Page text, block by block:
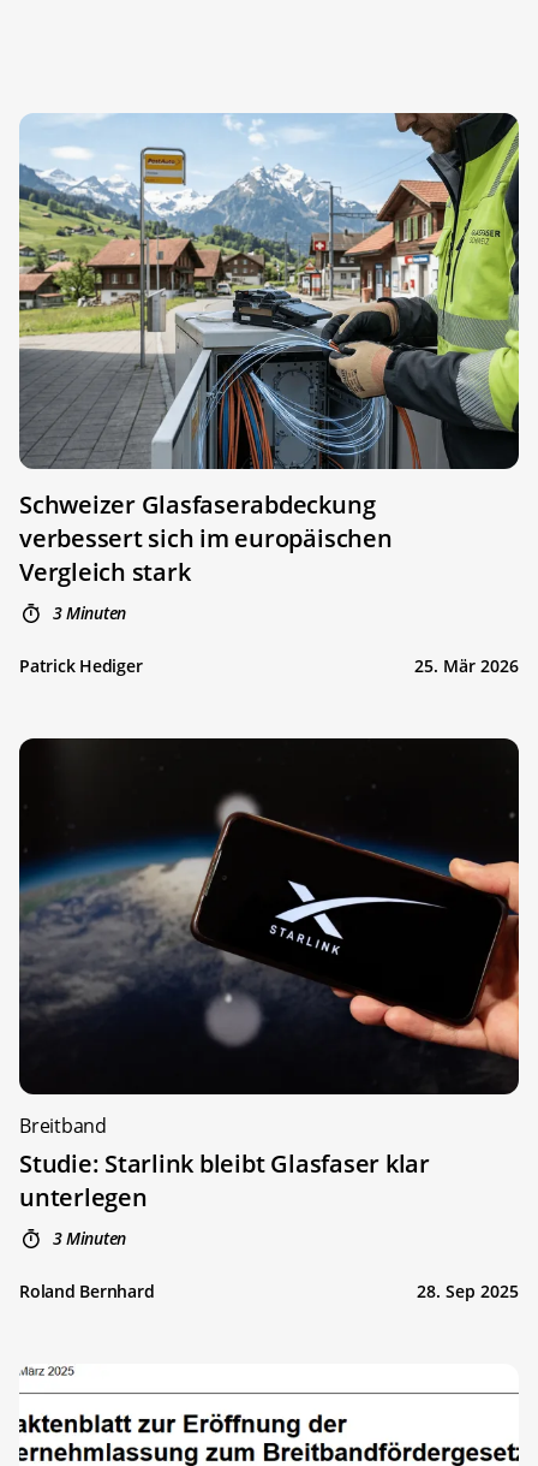
Schweizer Glasfaserabdeckung
verbessert sich im europäischen
Vergleich stark
3 Minuten
Patrick Hediger 25. Mär 2026
Breitband
Studie: Starlink bleibt Glasfaser klar
unterlegen
3 Minuten
Roland Bernhard 28. Sep 2025